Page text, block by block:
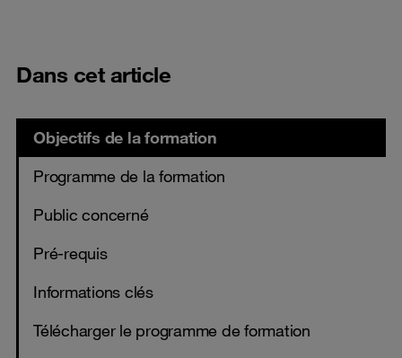
Dans cet article
Objectifs de la formation
Programme de la formation
Public concerné
Pré-requis
Informations clés
Télécharger le programme de formation